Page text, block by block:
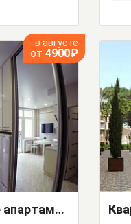
в августе
от 4900₽
"Современные апартаменты в центре Адлера" квартира-студия